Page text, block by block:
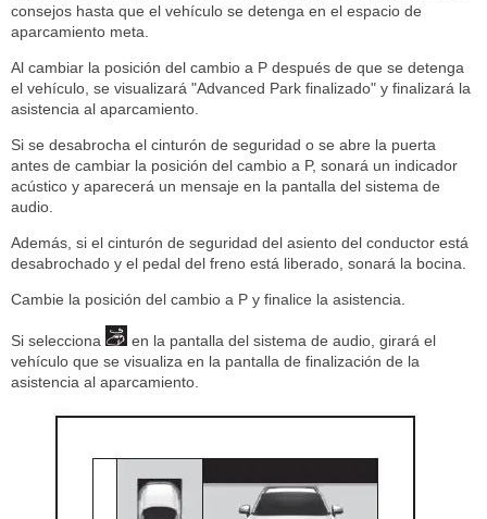
consejos hasta que el vehículo se detenga en el espacio de
aparcamiento meta.
Al cambiar la posición del cambio a P después de que se detenga
el vehículo, se visualizará "Advanced Park finalizado" y finalizará la
asistencia al aparcamiento.
Si se desabrocha el cinturón de seguridad o se abre la puerta
antes de cambiar la posición del cambio a P, sonará un indicador
acústico y aparecerá un mensaje en la pantalla del sistema de
audio.
Además, si el cinturón de seguridad del asiento del conductor está
desabrochado y el pedal del freno está liberado, sonará la bocina.
Cambie la posición del cambio a P y finalice la asistencia.
Si selecciona
en la pantalla del sistema de audio, girará el
vehículo que se visualiza en la pantalla de finalización de la
asistencia al aparcamiento.